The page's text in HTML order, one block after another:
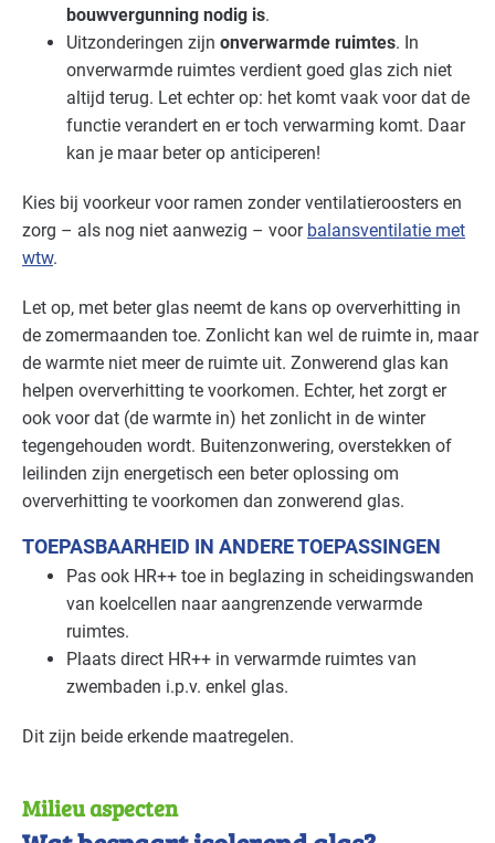
bouwvergunning nodig is.
Uitzonderingen zijn onverwarmde ruimtes. In
onverwarmde ruimtes verdient goed glas zich niet
altijd terug. Let echter op: het komt vaak voor dat de
functie verandert en er toch verwarming komt. Daar
kan je maar beter op anticiperen!
Kies bij voorkeur voor ramen zonder ventilatieroosters en
zorg – als nog niet aanwezig – voor balansventilatie met
wtw.
Let op, met beter glas neemt de kans op oververhitting in
de zomermaanden toe. Zonlicht kan wel de ruimte in, maar
de warmte niet meer de ruimte uit. Zonwerend glas kan
helpen oververhitting te voorkomen. Echter, het zorgt er
ook voor dat (de warmte in) het zonlicht in de winter
tegengehouden wordt. Buitenzonwering, overstekken of
leilinden zijn energetisch een beter oplossing om
oververhitting te voorkomen dan zonwerend glas.
TOEPASBAARHEID IN ANDERE TOEPASSINGEN
Pas ook HR++ toe in beglazing in scheidingswanden
van koelcellen naar aangrenzende verwarmde
ruimtes.
Plaats direct HR++ in verwarmde ruimtes van
zwembaden i.p.v. enkel glas.
Dit zijn beide erkende maatregelen.
Milieu aspecten